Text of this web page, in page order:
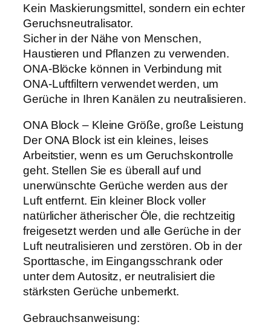
Kein Maskierungsmittel, sondern ein echter
Geruchsneutralisator.
Sicher in der Nähe von Menschen,
Haustieren und Pflanzen zu verwenden.
ONA-Blöcke können in Verbindung mit
ONA-Luftfiltern verwendet werden, um
Gerüche in Ihren Kanälen zu neutralisieren.
ONA Block – Kleine Größe, große Leistung
Der ONA Block ist ein kleines, leises
Arbeitstier, wenn es um Geruchskontrolle
geht. Stellen Sie es überall auf und
unerwünschte Gerüche werden aus der
Luft entfernt. Ein kleiner Block voller
natürlicher ätherischer Öle, die rechtzeitig
freigesetzt werden und alle Gerüche in der
Luft neutralisieren und zerstören. Ob in der
Sporttasche, im Eingangsschrank oder
unter dem Autositz, er neutralisiert die
stärksten Gerüche unbemerkt.
Gebrauchsanweisung: